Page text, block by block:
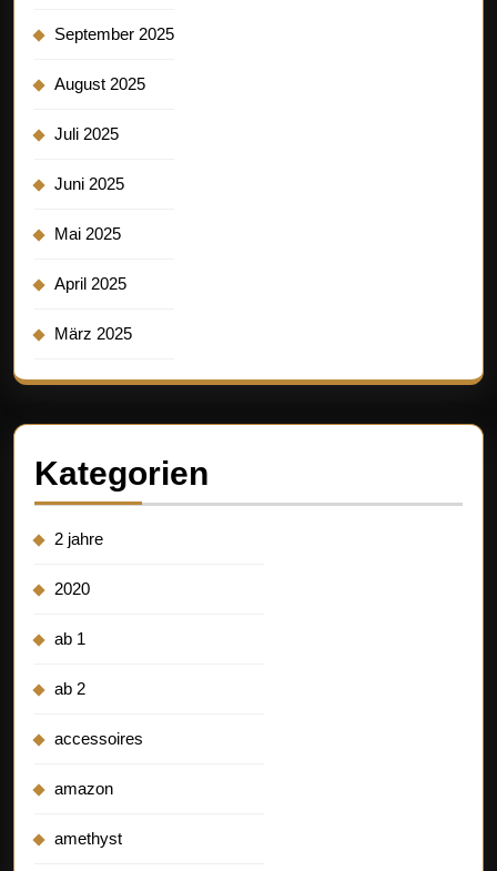
September 2025
August 2025
Juli 2025
Juni 2025
Mai 2025
April 2025
März 2025
Kategorien
2 jahre
2020
ab 1
ab 2
accessoires
amazon
amethyst